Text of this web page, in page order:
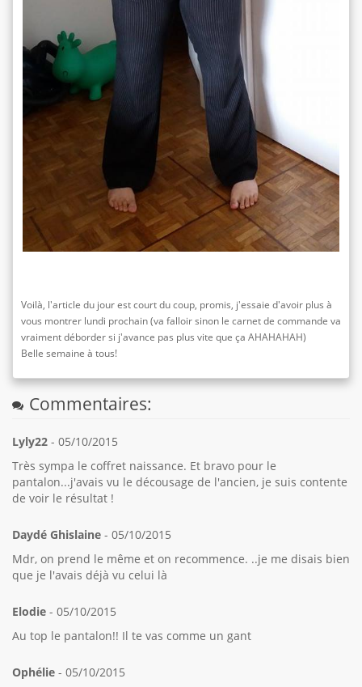
Voilà, l'article du jour est court du coup, promis, j'essaie d'avoir plus à
vous montrer lundi prochain (va falloir sinon le carnet de commande va
vraiment déborder si j'avance pas plus vite que ça AHAHAHAH)
Belle semaine à tous!
Commentaires:
Lyly22 - 05/10/2015
Très sympa le coffret naissance. Et bravo pour le
pantalon...j'avais vu le décousage de l'ancien, je suis contente
de voir le résultat !
Daydé Ghislaine - 05/10/2015
Mdr, on prend le même et on recommence. ..je me disais bien
que je l'avais déjà vu celui là
Elodie - 05/10/2015
Au top le pantalon!! Il te vas comme un gant
Ophélie - 05/10/2015